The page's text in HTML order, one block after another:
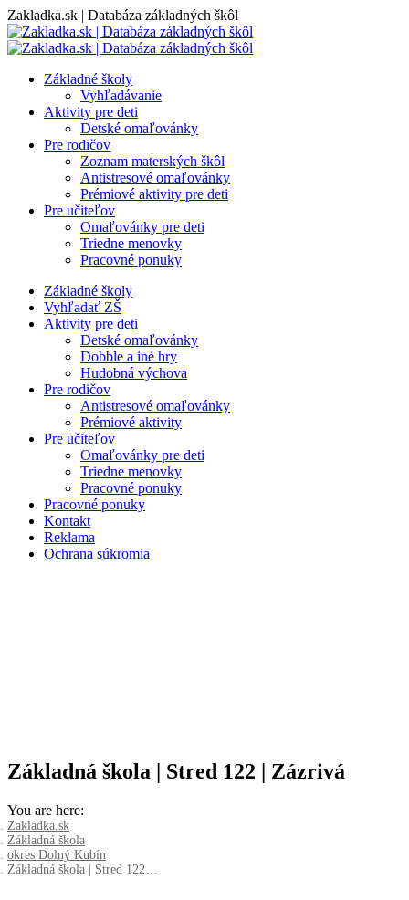
Skip
to
content
Zakladka.sk | Databáza základných škôl
Základné školy
Vyhľadávanie
Aktivity pre deti
Detské omaľovánky
Pre rodičov
Zoznam materských škôl
Antistresové omaľovánky
Prémiové aktivity pre deti
Pre učiteľov
Omaľovánky pre deti
Triedne menovky
Pracovné ponuky
Základné školy
Vyhľadať ZŠ
Aktivity pre deti
Detské omaľovánky
Dobble a iné hry
Hudobná výchova
Pre rodičov
Antistresové omaľovánky
Prémiové aktivity
Pre učiteľov
Omaľovánky pre deti
Triedne menovky
Pracovné ponuky
Pracovné ponuky
Kontakt
Reklama
Ochrana súkromia
Základná škola | Stred 122 | Zázrivá
You are here:
Zakladka.sk
Základná škola
okres Dolný Kubín
Základná škola | Stred 122…